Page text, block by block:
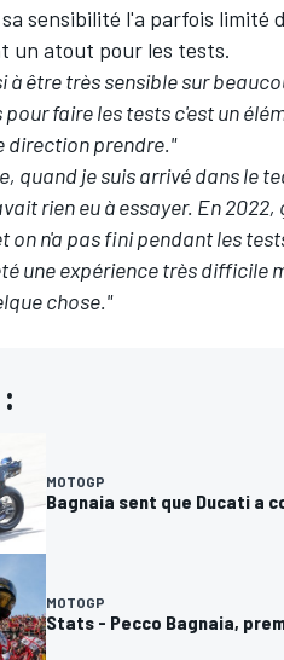
sensibilité l'a parfois
un atout pour les tests.
à être très sensible sur
pour faire les tests c'est un
direction prendre."
quand je suis arrivé dans le
rien eu à essayer. En
on n'a pas fini pendant les
une expérience très difficile
chose."
MOTOGP
Bagnaia sent que Ducati a
MOTOGP
Stats - Pecco Bagnaia,